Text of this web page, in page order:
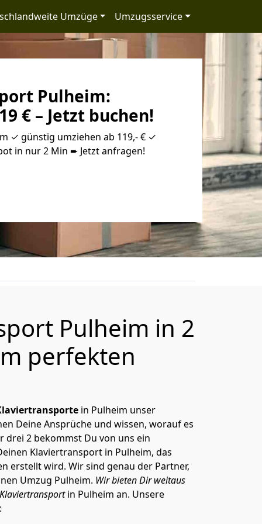
Umzüge Umzugsservice
Pulheim:
€ – Jetzt buchen!
✓ günstig umziehen ab 119,- € ✓
in nur 2 Min ➨ Jetzt anfragen!
Pulheim in 2
perfekten
in Pulheim unser
Deine Ansprüche und wissen, worauf es
2 bekommst Du von uns ein
Klaviertransport in Pulheim, das
erstellt wird. Wir sind genau der Partner,
Umzug Pulheim. Wir bieten Dir weitaus
in Pulheim an. Unsere